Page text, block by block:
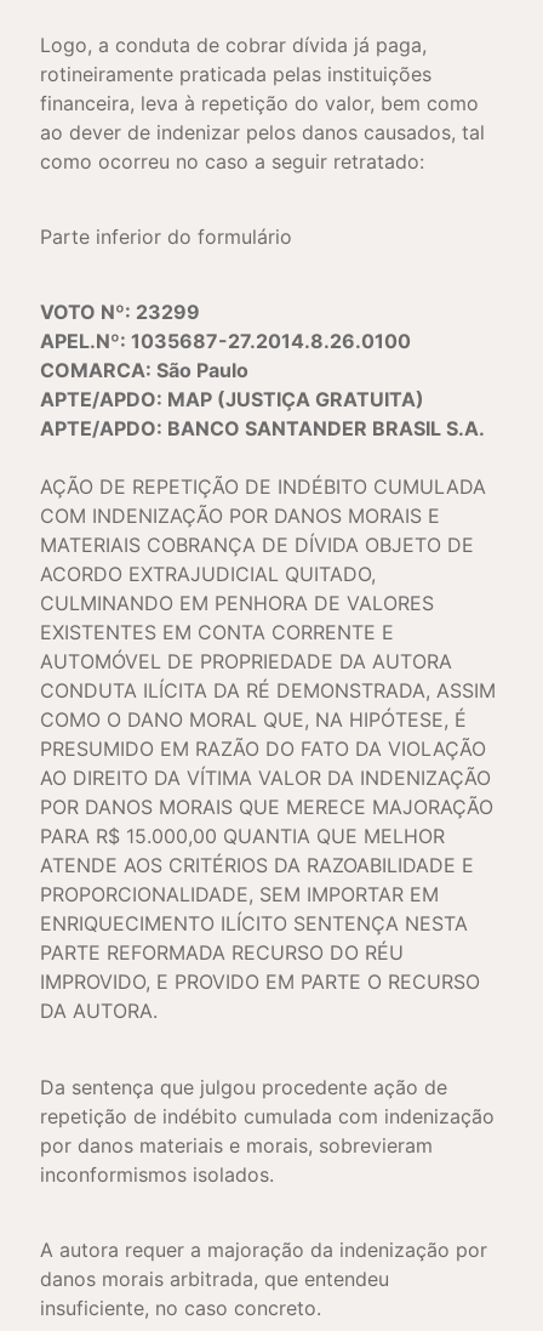
Logo, a conduta de cobrar dívida já paga,
rotineiramente praticada pelas instituições
financeira, leva à repetição do valor, bem como
ao dever de indenizar pelos danos causados, tal
como ocorreu no caso a seguir retratado:
Parte inferior do formulário
VOTO Nº: 23299
APEL.Nº: 1035687-27.2014.8.26.0100
COMARCA: São Paulo
APTE/APDO: MAP (JUSTIÇA GRATUITA)
APTE/APDO: BANCO SANTANDER BRASIL S.A.
AÇÃO DE REPETIÇÃO DE INDÉBITO CUMULADA
COM INDENIZAÇÃO POR DANOS MORAIS E
MATERIAIS COBRANÇA DE DÍVIDA OBJETO DE
ACORDO EXTRAJUDICIAL QUITADO,
CULMINANDO EM PENHORA DE VALORES
EXISTENTES EM CONTA CORRENTE E
AUTOMÓVEL DE PROPRIEDADE DA AUTORA
CONDUTA ILÍCITA DA RÉ DEMONSTRADA, ASSIM
COMO O DANO MORAL QUE, NA HIPÓTESE, É
PRESUMIDO EM RAZÃO DO FATO DA VIOLAÇÃO
AO DIREITO DA VÍTIMA VALOR DA INDENIZAÇÃO
POR DANOS MORAIS QUE MERECE MAJORAÇÃO
PARA R$ 15.000,00 QUANTIA QUE MELHOR
ATENDE AOS CRITÉRIOS DA RAZOABILIDADE E
PROPORCIONALIDADE, SEM IMPORTAR EM
ENRIQUECIMENTO ILÍCITO SENTENÇA NESTA
PARTE REFORMADA RECURSO DO RÉU
IMPROVIDO, E PROVIDO EM PARTE O RECURSO
DA AUTORA.
Da sentença que julgou procedente ação de
repetição de indébito cumulada com indenização
por danos materiais e morais, sobrevieram
inconformismos isolados.
A autora requer a majoração da indenização por
danos morais arbitrada, que entendeu
insuficiente, no caso concreto.